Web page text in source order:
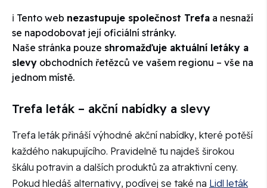
ℹ️ Tento web nezastupuje společnost Trefa a nesnaží
se napodobovat její oficiální stránky.
Naše stránka pouze shromažďuje aktuální letáky a
slevy obchodních řetězců ve vašem regionu – vše na
jednom místě.
Trefa leták – akční nabídky a slevy
Trefa leták přináší výhodné akční nabídky, které potěší
každého nakupujícího. Pravidelně tu najdeš širokou
škálu potravin a dalších produktů za atraktivní ceny.
Pokud hledáš alternativy, podívej se také na Lidl leták